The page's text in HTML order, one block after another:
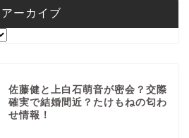
アーカイブ
佐藤健と上白石萌音が密会？交際
確実で結婚間近？たけもねの匂わ
せ情報！